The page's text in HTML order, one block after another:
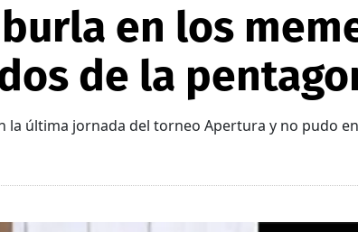
en los
de la
la última jornada del torneo Apertura y no pudo